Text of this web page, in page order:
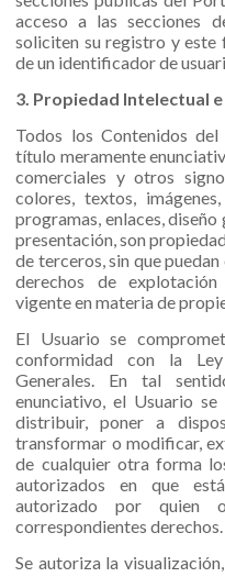
acceso a las secciones
soliciten su registro y este
de un identificador de
3. Propiedad Intelectual
Todos los Contenidos
título meramente
comerciales y otros
colores, textos,
programas, enlaces,
presentación, son
de terceros, sin que
derechos de
vigente en materia de
El Usuario se
conformidad con la
Generales. En tal
enunciativo, el Usuario
distribuir, poner a
transformar o modificar,
de cualquier otra forma
autorizados en que
autorizado por quien
correspondientes derechos.
Se autoriza la